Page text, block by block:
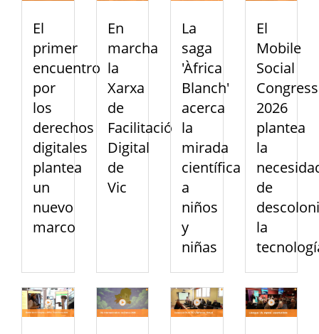
El
primer
encuentro
por
los
derechos
digitales
plantea
un
nuevo
marco
En
marcha
la
Xarxa
de
Facilitació
Digital
de
Vic
La
saga
'Àfrica
Blanch'
acerca
la
mirada
científica
a
niños
y
niñas
El
Mobile
Social
Congress
2026
plantea
la
de
la